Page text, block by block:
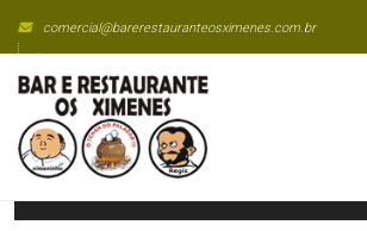
to
content
comercial@barerestauranteosximenes.com.br
OUR POSTS